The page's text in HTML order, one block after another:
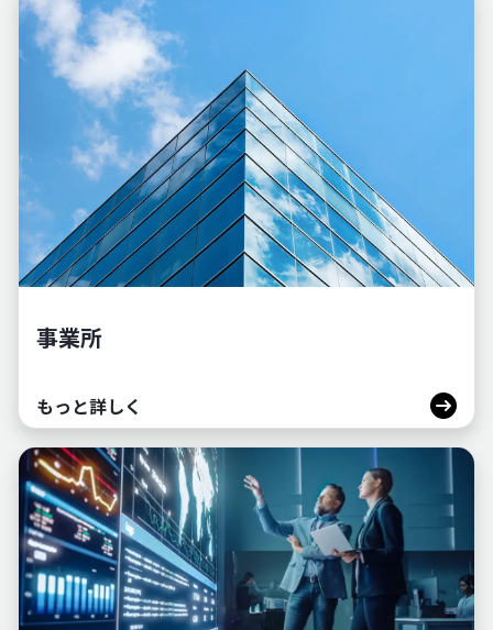
事業所
もっと詳しく